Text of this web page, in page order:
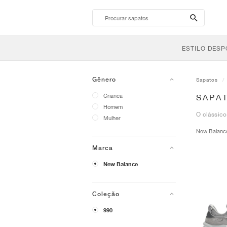
search-
btn
ESTILO
Gênero
Crianca
Homem
Mulher
Marca
New Balance
Coleção
990
Sapatos
O
New